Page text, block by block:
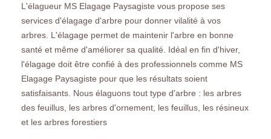
L'élagueur MS Elagage Paysagiste vous propose ses
services d'élagage d'arbre pour donner vilalité à vos
arbres. L'élagage permet de maintenir l'arbre en bonne
santé et même d'améliorer sa qualité. Idéal en fin d'hiver,
l'élagage doit être confié à des professionnels comme MS
Elagage Paysagiste pour que les résultats soient
satisfaisants. Nous élaguons tout type d'arbre : les arbres
des feuillus, les arbres d'ornement, les feuillus, les résineux
et les arbres forestiers